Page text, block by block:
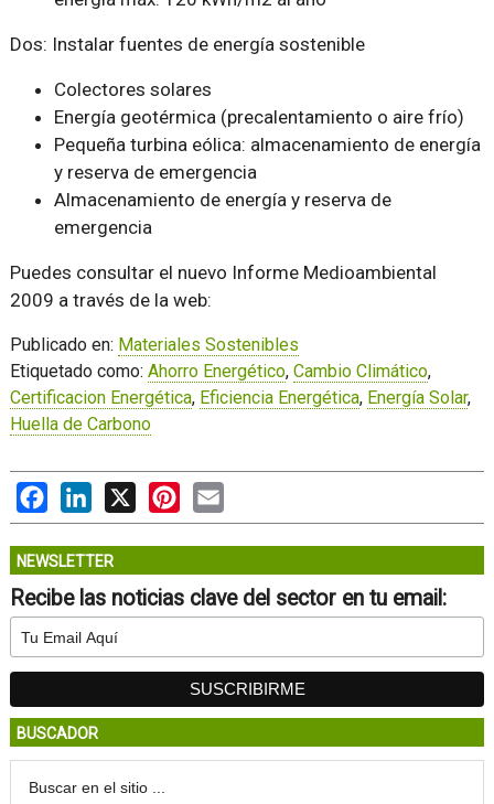
Dos: Instalar fuentes de energía sostenible
Colectores solares
Energía geotérmica (precalentamiento o aire frío)
Pequeña turbina eólica: almacenamiento de energía
y reserva de emergencia
Almacenamiento de energía y reserva de
emergencia
Puedes consultar el nuevo Informe Medioambiental
2009 a través de la web:
Publicado en: Materiales Sostenibles
Etiquetado como: Ahorro Energético, Cambio Climático,
Certificacion Energética, Eficiencia Energética, Energía Solar,
Huella de Carbono
FacebookLinkedIn
X PinterestEmail
NEWSLETTER
Recibe las noticias clave del sector en tu email:
BUSCADOR